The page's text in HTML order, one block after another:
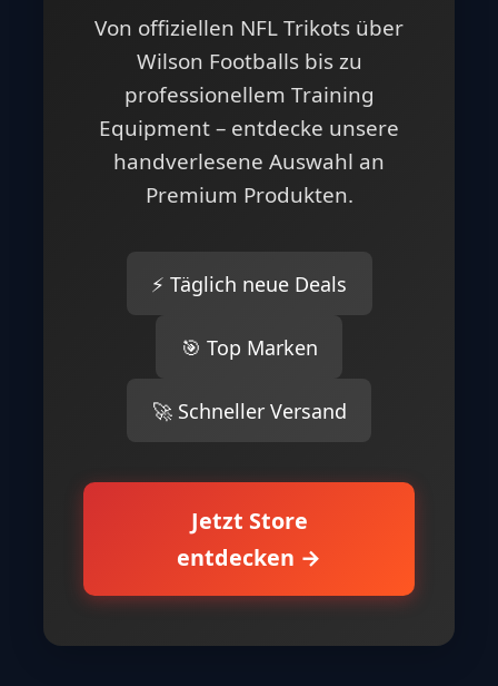
Von offiziellen NFL Trikots über
Wilson Footballs bis zu
professionellem Training
Equipment – entdecke unsere
handverlesene Auswahl an
Premium Produkten.
⚡ Täglich neue Deals
🎯 Top Marken
🚀 Schneller Versand
Jetzt Store
entdecken →